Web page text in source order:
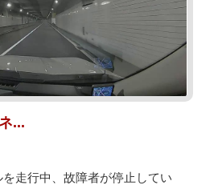
...
走行中、故障者が停止してい